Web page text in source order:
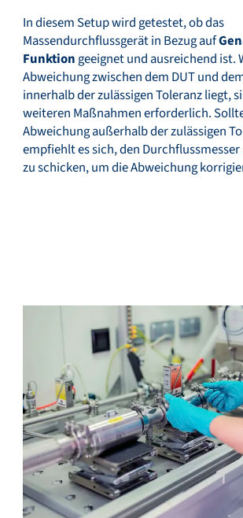
In diesem Setup wird getestet, ob das
Massendurchflussgerät in Bezug auf
Funktiongeeignet und ausreichend ist.
Abweichung zwischen dem DUT und
innerhalb der zulässigen Toleranz liegt,
weiteren Maßnahmen erforderlich.
Abweichung außerhalb der zulässigen
empfiehlt es sich, den
zu schicken, um die Abweichung